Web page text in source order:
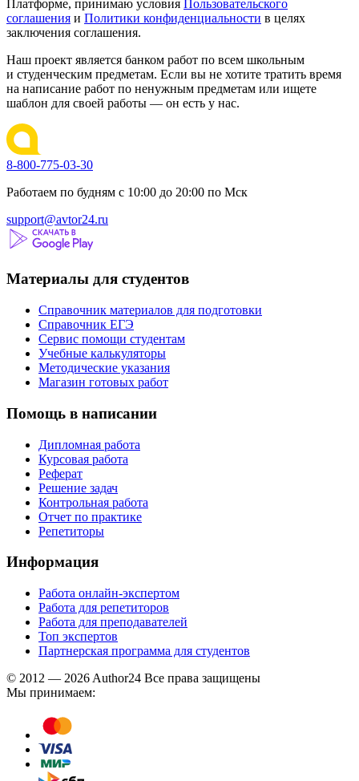
Платформе, принимаю условия Пользовательского
соглашения и Политики конфиденциальности в целях
заключения соглашения.
Наш проект является банком работ по всем школьным
и студенческим предметам. Если вы не хотите тратить время
на написание работ по ненужным предметам или ищете
шаблон для своей работы — он есть у нас.
8-800-775-03-30
Работаем по будням с 10:00 до 20:00 по Мск
support@avtor24.ru
Материалы для студентов
Справочник материалов для подготовки
Справочник ЕГЭ
Сервис помощи студентам
Учебные калькуляторы
Методические указания
Магазин готовых работ
Помощь в написании
Дипломная работа
Курсовая работа
Реферат
Решение задач
Контрольная работа
Отчет по практике
Репетиторы
Информация
Работа онлайн-экспертом
Работа для репетиторов
Работа для преподавателей
Топ экспертов
Партнерская программа для студентов
© 2012 — 2026 Author24 Все права защищены
Мы принимаем: